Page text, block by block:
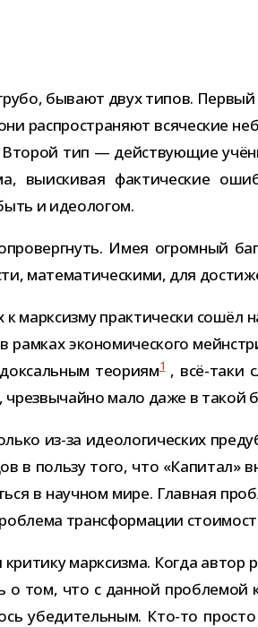
бывают двух типов.
рас­про­стра­няют вся­че­ские
Второй тип — дей­ству­ю­щие
выис­ки­вая фак­ти­че­ские
и идеологом.
Имея огром­ный
мате­ма­ти­че­скими, для
марк­сизму прак­ти­че­ски
эко­но­ми­че­ского
тео­риям1, всё-​таки
мало даже в такой
из-​за идео­ло­ги­че­ских
в пользу того, что «Капитал»
в науч­ном мире. Главная
транс­фор­ма­ции
марк­сизма. Когда
том, что с дан­ной
убе­ди­тель­ным. Кто-​то